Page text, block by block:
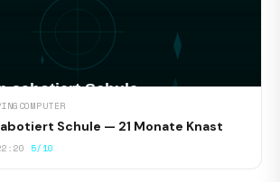
Schule — 21 Monate Knast
5/10